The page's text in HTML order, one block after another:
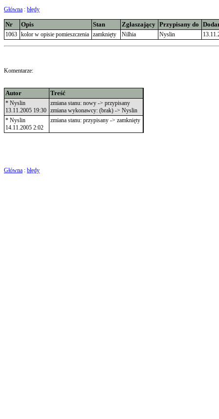
Główna : błędy
Nr Opis Stan Zgłaszający Przypisany do
1063 kolor w opisie pomieszczenia zamknięty Nilhia Nyslin
Komentarze:
Autor Treść
* Nyslin
13.11.2005 19:30
zmiana stanu: nowy -> przypisany
zmiana wykonawcy: (brak) -> Nyslin
* Nyslin
14.11.2005 2:02
zmiana stanu: przypisany -> zamknięty
Główna : błędy